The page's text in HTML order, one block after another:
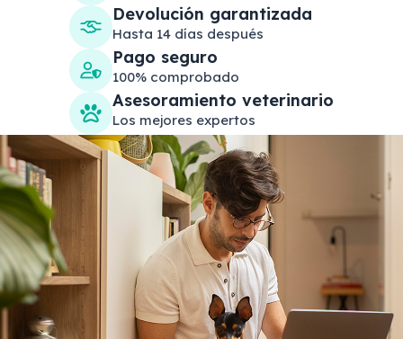
Devolución garantizada
Hasta 14 días después
Pago seguro
100% comprobado
Asesoramiento veterinario
Los mejores expertos